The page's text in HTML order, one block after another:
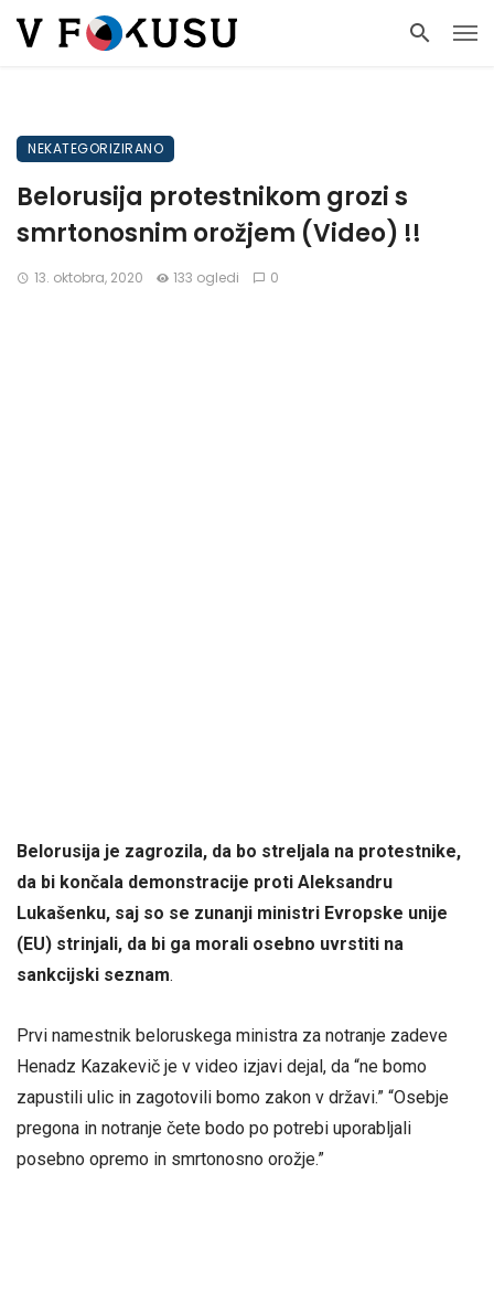
NEKATEGORIZIRANO
Belorusija protestnikom grozi s
smrtonosnim orožjem (Video) !!
13. oktobra, 2020 133 ogledi 0
Belorusija je zagrozila, da bo streljala na protestnike,
da bi končala demonstracije proti Aleksandru
Lukašenku, saj so se zunanji ministri Evropske unije
(EU) strinjali, da bi ga morali osebno uvrstiti na
sankcijski seznam.
Prvi namestnik beloruskega ministra za notranje zadeve
Henadz Kazakevič je v video izjavi dejal, da “ne bomo
zapustili ulic in zagotovili bomo zakon v državi.” “Osebje
pregona in notranje čete bodo po potrebi uporabljali
posebno opremo in smrtonosno orožje.”